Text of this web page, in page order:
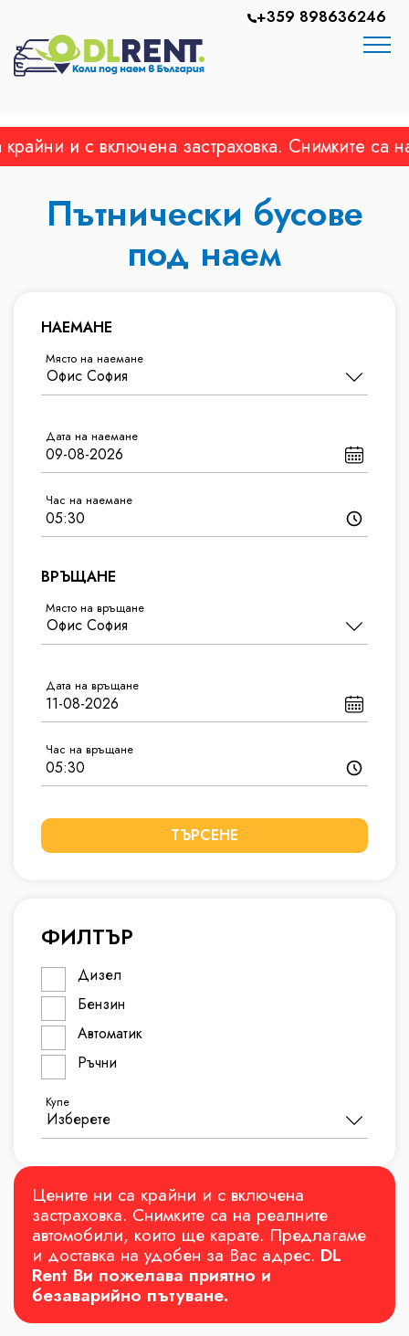
+359 898636246
и с включена застраховка. Снимките са на
Пътнически бусове
под наем
НАЕМАНЕ
Място на наемане
Дата на наемане
Час на наемане
ВРЪЩАНЕ
Място на връщане
Дата на връщане
Час на връщане
ТЪРСЕНЕ
ФИЛТЪР
Дизел
Бензин
Автоматик
Ръчни
Купе
Цените ни са крайни и с включена
застраховка. Снимките са на реалните
автомобили, които ще карате. Предлагаме
и доставка на удобен за Вас адрес. DL
Rent Ви пожелава приятно и
безаварийно пътуване.